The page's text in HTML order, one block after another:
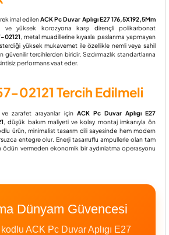
imal edilenACK Pc Duvar Aplıgı E27 176,5X192,5Mm
ve yüksek korozyona karşı dirençli polikarbonat
02121, metal muadillerine kıyasla paslanma yapmayan
yüksek mukavemet ile özellikle nemli veya sahil
tercihlerden biridir. Sızdırmazlık standartlarına
performans vaat eder.
02121 Tercih Edilmeli
zarafet arayanlar için ACK Pc Duvar Aplıgı E27
, düşük bakım maliyeti ve kolay montaj imkanıyla ön
ürün, minimalist tasarım dili sayesinde hem modern
entegre olur. Enerji tasarruflu ampullerle olan tam
vermeden ekonomik bir aydınlatma operasyonu
Dünyam Güvencesi
ACK Pc Duvar Aplıgı E27